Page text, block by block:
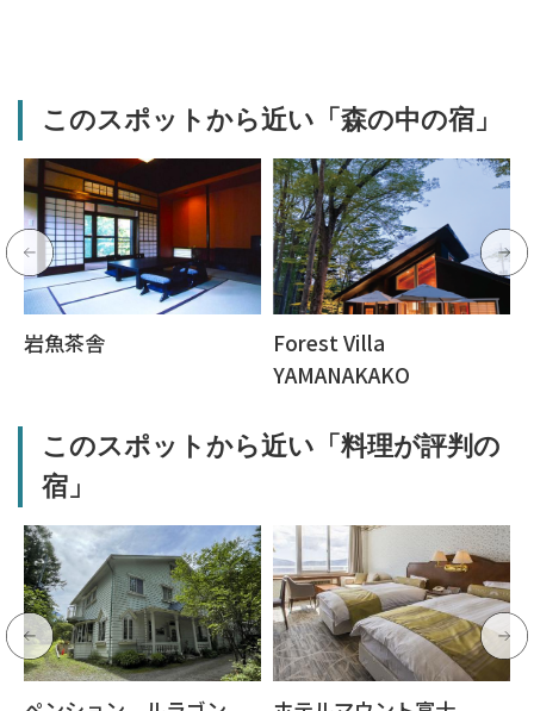
このスポットから近い「森の中の宿」
岩魚茶舎
Forest Villa
YAMANAKAKO
このスポットから近い「料理が評判の
宿」